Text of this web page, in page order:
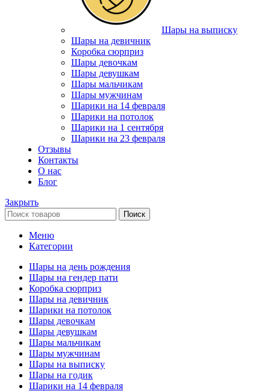
Шары на выписку
Шары на девичник
Коробка сюрприз
Шары девочкам
Шары девушкам
Шары мальчикам
Шары мужчинам
Шарики на 14 февраля
Шарики на потолок
Шарики на 1 сентября
Шарики на 23 февраля
Отзывы
Контакты
О нас
Блог
Закрыть
Поиск
Меню
Категории
Шары на день рождения
Шары на гендер пати
Коробка сюрприз
Шары на девичник
Шарики на потолок
Шары девочкам
Шары девушкам
Шары мальчикам
Шары мужчинам
Шары на выписку
Шары на годик
Шарики на 14 февраля